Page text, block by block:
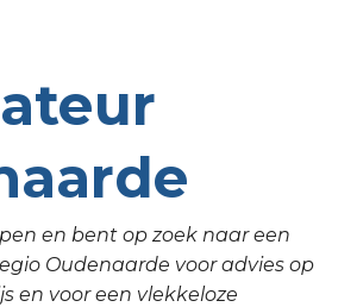
en bent op zoek naar een
Oudenaarde voor advies op
en voor een vlekkeloze